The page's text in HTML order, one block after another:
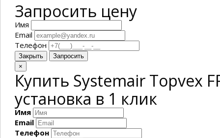
Запросить цену
Имя
Email
Телефон
Закрыть
Запросить
×
Купить Systemair Topvex
установка в 1 клик
Имя
Email
Телефон